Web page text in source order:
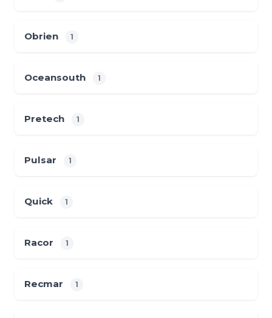
Obrien 1
Oceansouth 1
Pretech 1
Pulsar 1
Quick 1
Racor 1
Recmar 1